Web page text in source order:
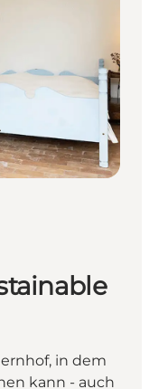
in dem
kann - auch